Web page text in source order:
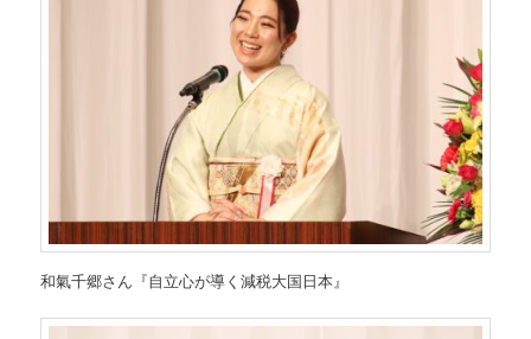
和氣千郷さん『自立心が導く減税大国日本』